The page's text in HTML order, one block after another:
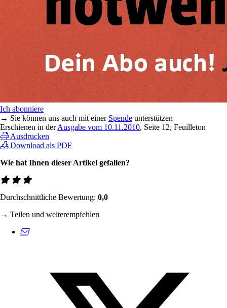
Ich abonniere
→ Sie können uns auch mit einer Spende unterstützen
Erschienen in derAusgabe vom 10.11.2010, Seite 12, Feuilleton
Ausdrucken
Download als PDF
Wie hat Ihnen dieser Artikel gefallen?
Durchschnittliche Bewertung: 0,0
→ Teilen und weiterempfehlen